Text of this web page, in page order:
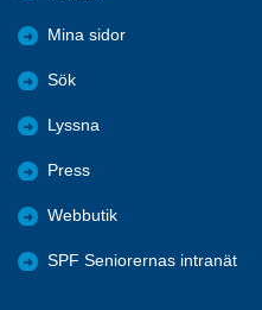
Mina sidor
Sök
Lyssna
Press
Webbutik
SPF Seniorernas intranät